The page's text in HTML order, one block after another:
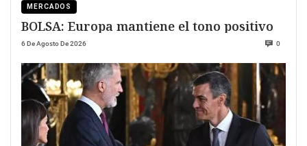
MERCADOS
BOLSA: Europa mantiene el tono positivo
6 De Agosto De 2026 0